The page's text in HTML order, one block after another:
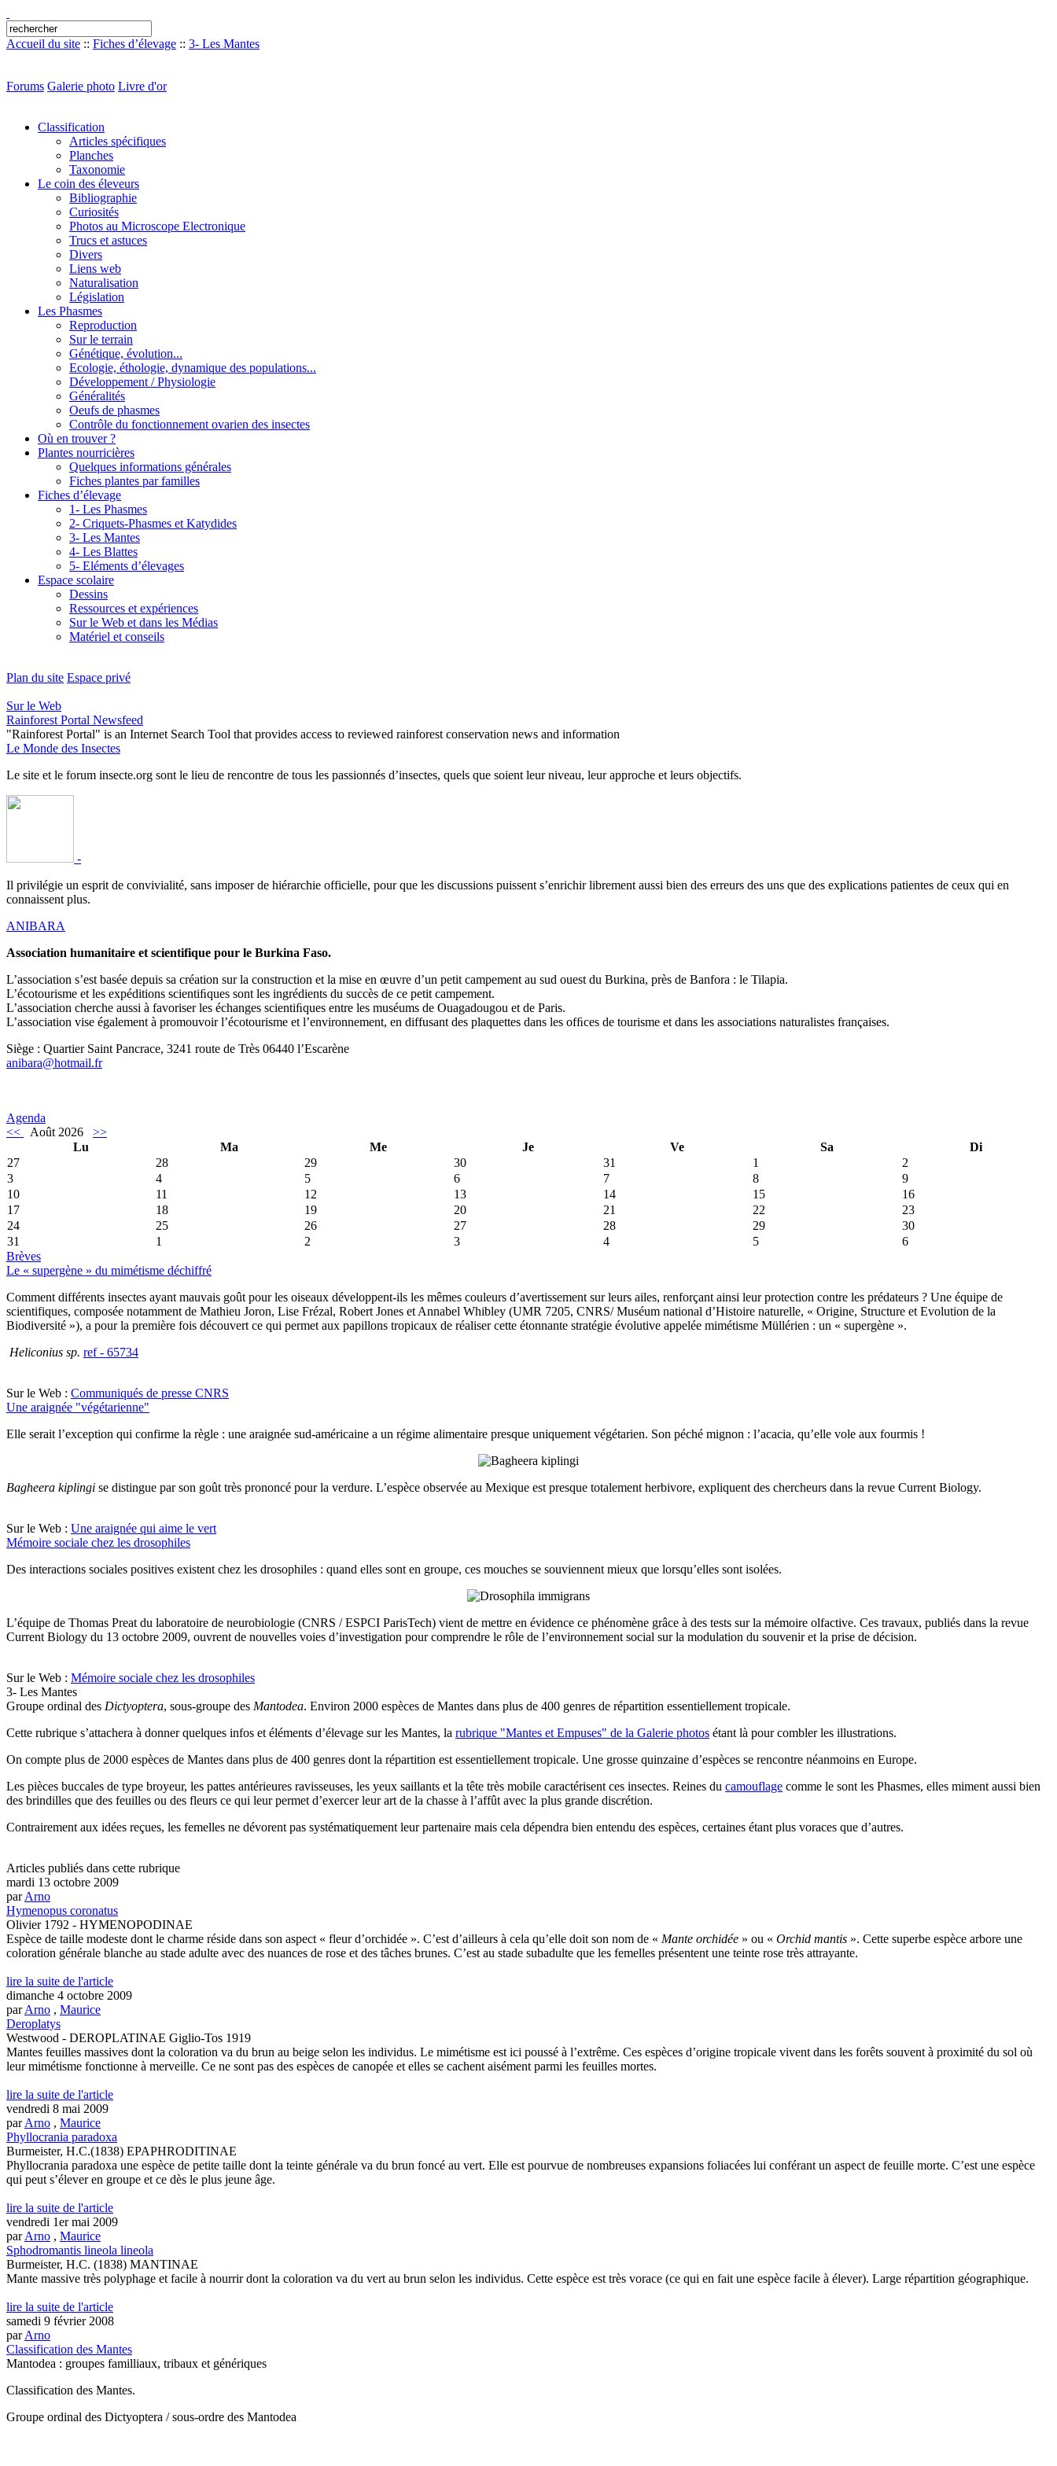
Accueil du site :: Fiches d’élevage :: 3- Les Mantes
Forums Galerie photo Livre d'or
Classification
Articles spécifiques
Planches
Taxonomie
Le coin des éleveurs
Bibliographie
Curiosités
Photos au Microscope Electronique
Trucs et astuces
Divers
Liens web
Naturalisation
Législation
Les Phasmes
Reproduction
Sur le terrain
Génétique, évolution...
Ecologie, éthologie, dynamique des populations...
Développement / Physiologie
Généralités
Oeufs de phasmes
Contrôle du fonctionnement ovarien des insectes
Où en trouver ?
Plantes nourricières
Quelques informations générales
Fiches plantes par familles
Fiches d’élevage
1- Les Phasmes
2- Criquets-Phasmes et Katydides
3- Les Mantes
4- Les Blattes
5- Eléments d’élevages
Espace scolaire
Dessins
Ressources et expériences
Sur le Web et dans les Médias
Matériel et conseils
Plan du site Espace privé
Sur le Web
Rainforest Portal Newsfeed
"Rainforest Portal" is an Internet Search Tool that provides access to reviewed rainforest conservation news and information
Le Monde des Insectes
Le site et le forum insecte.org sont le lieu de rencontre de tous les passionnés d’insectes, quels que soient leur niveau, leur approche et leurs objectifs.
-
Il privilégie un esprit de convivialité, sans imposer de hiérarchie officielle, pour que les discussions puissent s’enrichir librement aussi bien des erreurs des uns que des explications patientes de ceux qui en
connaissent plus.
ANIBARA
Association humanitaire et scientifique pour le Burkina Faso.
L’association s’est basée depuis sa création sur la construction et la mise en œuvre d’un petit campement au sud ouest du Burkina, près de Banfora : le Tilapia.
L’écotourisme et les expéditions scientiﬁques sont les ingrédients du succès de ce petit campement.
L’association cherche aussi à favoriser les échanges scientiﬁques entre les muséums de Ouagadougou et de Paris.
L’association vise également à promouvoir l’écotourisme et l’environnement, en diffusant des plaquettes dans les ofﬁces de tourisme et dans les associations naturalistes françaises.
Siège : Quartier Saint Pancrace, 3241 route de Très 06440 l’Escarène
anibara@hotmail.fr
Agenda
<<
Août 2026 >>
Lu
Ma Me Je Ve Sa
Di
27
28 29 30 31 1
2
3
4 5 6 7 8
9
10
11 12 13 14 15
16
17
18 19 20 21 22
23
24
25 26 27 28 29
30
31
1 2 3 4 5
6
Brèves
Le « supergène » du mimétisme déchiffré
Comment différents insectes ayant mauvais goût pour les oiseaux développent-ils les mêmes couleurs d’avertissement sur leurs ailes, renforçant ainsi leur protection contre les prédateurs ? Une équipe de
scientifiques, composée notamment de Mathieu Joron, Lise Frézal, Robert Jones et Annabel Whibley (UMR 7205, CNRS/ Muséum national d’Histoire naturelle, « Origine, Structure et Evolution de la
Biodiversité »), a pour la première fois découvert ce qui permet aux papillons tropicaux de réaliser cette étonnante stratégie évolutive appelée mimétisme Müllérien : un « supergène ».
Heliconius sp. ref - 65734
Sur le Web : Communiqués de presse CNRS
Une araignée "végétarienne"
Elle serait l’exception qui confirme la règle : une araignée sud-américaine a un régime alimentaire presque uniquement végétarien. Son péché mignon : l’acacia, qu’elle vole aux fourmis !
Bagheera kiplingi se distingue par son goût très prononcé pour la verdure. L’espèce observée au Mexique est presque totalement herbivore, expliquent des chercheurs dans la revue Current Biology.
Sur le Web : Une araignée qui aime le vert
Mémoire sociale chez les drosophiles
Des interactions sociales positives existent chez les drosophiles : quand elles sont en groupe, ces mouches se souviennent mieux que lorsqu’elles sont isolées.
L’équipe de Thomas Preat du laboratoire de neurobiologie (CNRS / ESPCI ParisTech) vient de mettre en évidence ce phénomène grâce à des tests sur la mémoire olfactive. Ces travaux, publiés dans la revue
Current Biology du 13 octobre 2009, ouvrent de nouvelles voies d’investigation pour comprendre le rôle de l’environnement social sur la modulation du souvenir et la prise de décision.
Sur le Web : Mémoire sociale chez les drosophiles
3- Les Mantes
Groupe ordinal des Dictyoptera, sous-groupe des Mantodea. Environ 2000 espèces de Mantes dans plus de 400 genres de répartition essentiellement tropicale.
Cette rubrique s’attachera à donner quelques infos et éléments d’élevage sur les Mantes, la rubrique "Mantes et Empuses" de la Galerie photos étant là pour combler les illustrations.
On compte plus de 2000 espèces de Mantes dans plus de 400 genres dont la répartition est essentiellement tropicale. Une grosse quinzaine d’espèces se rencontre néanmoins en Europe.
Les pièces buccales de type broyeur, les pattes antérieures ravisseuses, les yeux saillants et la tête très mobile caractérisent ces insectes. Reines du camouflage comme le sont les Phasmes, elles miment aussi bien
des brindilles que des feuilles ou des fleurs ce qui leur permet d’exercer leur art de la chasse à l’affût avec la plus grande discrétion.
Contrairement aux idées reçues, les femelles ne dévorent pas systématiquement leur partenaire mais cela dépendra bien entendu des espèces, certaines étant plus voraces que d’autres.
Articles publiés dans cette rubrique
mardi 13 octobre 2009
parArno
Hymenopus coronatus
Olivier 1792 - HYMENOPODINAE
Espèce de taille modeste dont le charme réside dans son aspect « fleur d’orchidée ». C’est d’ailleurs à cela qu’elle doit son nom de « Mante orchidée » ou « Orchid mantis ». Cette superbe espèce arbore une
coloration générale blanche au stade adulte avec des nuances de rose et des tâches brunes. C’est au stade subadulte que les femelles présentent une teinte rose très attrayante.
lire la suite de l'article
dimanche 4 octobre 2009
parArno , Maurice
Deroplatys
Westwood - DEROPLATINAE Giglio-Tos 1919
Mantes feuilles massives dont la coloration va du brun au beige selon les individus. Le mimétisme est ici poussé à l’extrême. Ces espèces d’origine tropicale vivent dans les forêts souvent à proximité du sol où
leur mimétisme fonctionne à merveille. Ce ne sont pas des espèces de canopée et elles se cachent aisément parmi les feuilles mortes.
lire la suite de l'article
vendredi 8 mai 2009
parArno , Maurice
Phyllocrania paradoxa
Burmeister, H.C.(1838) EPAPHRODITINAE
Phyllocrania paradoxa une espèce de petite taille dont la teinte générale va du brun foncé au vert. Elle est pourvue de nombreuses expansions foliacées lui conférant un aspect de feuille morte. C’est une espèce
qui peut s’élever en groupe et ce dès le plus jeune âge.
lire la suite de l'article
vendredi 1er mai 2009
parArno , Maurice
Sphodromantis lineola lineola
Burmeister, H.C. (1838) MANTINAE
Mante massive très polyphage et facile à nourrir dont la coloration va du vert au brun selon les individus. Cette espèce est très vorace (ce qui en fait une espèce facile à élever). Large répartition géographique.
lire la suite de l'article
samedi 9 février 2008
parArno
Classification des Mantes
Mantodea : groupes familliaux, tribaux et génériques
Classification des Mantes.
Groupe ordinal des Dictyoptera / sous-ordre des Mantodea